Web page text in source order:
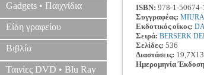
Gadgets • Παιχνίδια
Είδη γραφείου
Βιβλία
Ταινίες DVD • Blu Ray
ISBN: 978-1-50674-
Συγγραφέας:
Εκδοτικός οίκος:
Σειρά: BERSERK
Σελίδες: 536
Διαστάσεις: 19,7X13
Ημερομηνία